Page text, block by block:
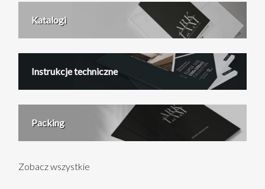
Katalogi
Instrukcje techniczne
Packing
Zobacz wszystkie